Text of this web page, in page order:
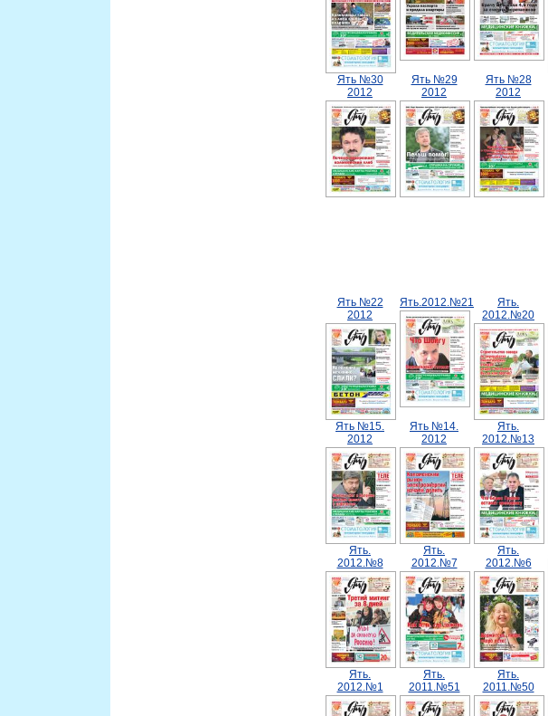
Ять №30
2012
Ять №29
2012
Ять №28
2012
Ять №22
2012
Ять.2012.№21
Ять.
2012.№20
Ять №15.
2012
Ять №14.
2012
Ять.
2012.№13
Ять.
2012.№8
Ять.
2012.№7
Ять.
2012.№6
Ять.
2012.№1
Ять.
2011.№51
Ять.
2011.№50